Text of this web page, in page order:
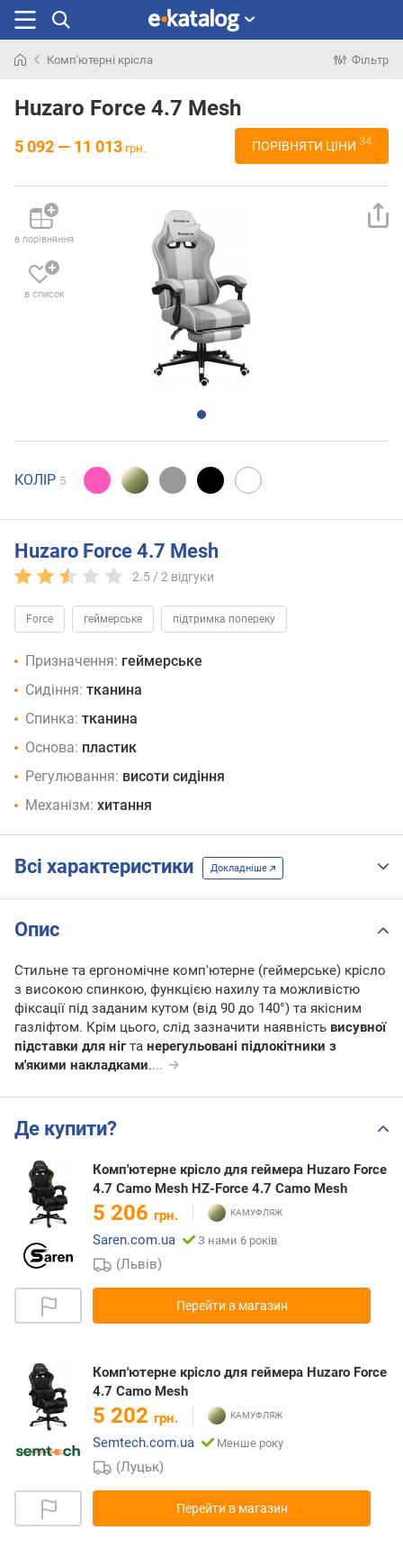
раніше
Комп'ютерні крісла Фільтр
Huzaro Force 4.7 Mesh
5 092 — 11 013 грн. ПОРІВНЯТИ ЦІНИ 34
в порівняння
в список
КОЛІР 5
Huzaro Force 4.7 Mesh
2.5 /2 відгуки
Force геймерське підтримка попереку
Призначення: геймерське
Сидіння: тканина
Спинка: тканина
Основа: пластик
Регулювання: висоти сидіння
Механізм: хитання
Всі характеристики Докладніше
Опис
Стильне та ергономічне комп'ютерне (геймерське) крісло
з високою спинкою, функцією нахилу та можливістю
фіксації під заданим кутом (від 90 до 140°) та якісним
газліфтом. Крім цього, слід зазначити наявність висувної
підставки для нігта нерегульовані підлокітники з
м'якими накладками....
Де купити?
Комп'ютерне крісло для геймера Huzaro Force
4.7 Camo Mesh HZ-Force 4.7 Camo Mesh
5 206 грн.
Saren.com.ua
З нами 6 років
(Львів)
Перейти в магазин
Комп'ютерне крісло для геймера Huzaro Force
4.7 Camo Mesh
5 202 грн.
Semtech.com.ua
Менше року
(Луцьк)
Перейти в магазин